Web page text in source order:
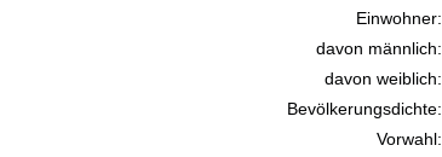
Einwohner:
davon männlich:
davon weiblich:
Bevölkerungsdichte:
Vorwahl: